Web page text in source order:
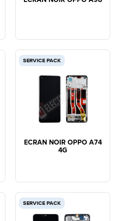
SERVICE PACK
ECRAN NOIR OPPO A74
4G
SERVICE PACK